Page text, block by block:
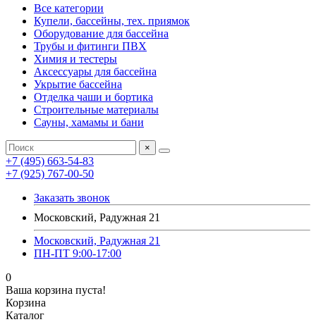
Все категории
Купели, бассейны, тех. приямок
Оборудование для бассейна
Трубы и фитинги ПВХ
Химия и тестеры
Аксессуары для бассейна
Укрытие бассейна
Отделка чаши и бортика
Строительные материалы
Сауны, хамамы и бани
×
+7 (495) 663-54-83
+7 (925) 767-00-50
Заказать звонок
Московский, Радужная 21
Московский, Радужная 21
ПН-ПТ 9:00-17:00
0
Ваша корзина пуста!
Корзина
Каталог